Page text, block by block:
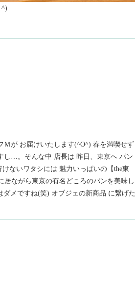
Ｍが お届けいたします(^O^) 春を満喫せず
し…。そんな中 店長は 昨日、東京へ パン
ないワタシには 魅力いっぱいの【the東
ながら東京の有名どころのパンを美味し
メですね(笑) オブジェの新商品 に繋げた